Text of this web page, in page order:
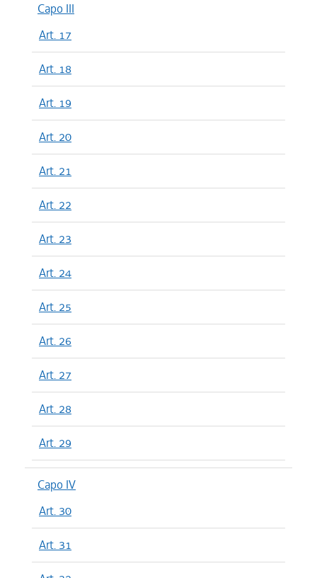
Capo III
Art. 17
Art. 18
Art. 19
Art. 20
Art. 21
Art. 22
Art. 23
Art. 24
Art. 25
Art. 26
Art. 27
Art. 28
Art. 29
Capo IV
Art. 30
Art. 31